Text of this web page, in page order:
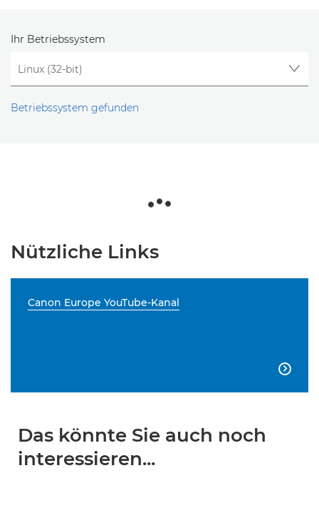
Ihr Betriebssystem
Betriebssystem gefunden
Nützliche Links
Canon Europe YouTube-Kanal

Das könnte Sie auch noch
interessieren...